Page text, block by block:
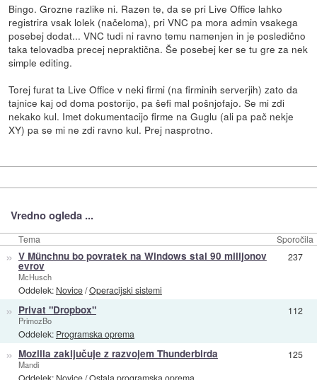
Bingo. Grozne razlike ni. Razen te, da se pri Live Office lahko
registrira vsak lolek (načeloma), pri VNC pa mora admin vsakega
posebej dodat... VNC tudi ni ravno temu namenjen in je posledično
taka telovadba precej nepraktična. Še posebej ker se tu gre za nek
simple editing.
Torej furat ta Live Office v neki firmi (na firminih serverjih) zato da
tajnice kaj od doma postorijo, pa šefi mal pošnjofajo. Se mi zdi
nekako kul. Imet dokumentacijo firme na Guglu (ali pa pač nekje
XY) pa se mi ne zdi ravno kul. Prej nasprotno.
Vredno ogleda ...
Tema Sporočila
» V Münchnu bo povratek na Windows stal 90 milijonov
evrov
McHusch
Oddelek: Novice/Operacijski sistemi
237
» Privat "Dropbox"
PrimozBo
Oddelek: Programska oprema
112
» Mozilla zaključuje z razvojem Thunderbirda
Mandi
125